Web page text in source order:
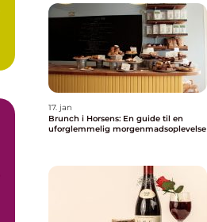
17. jan
Brunch i Horsens: En guide til en
uforglemmelig morgenmadsoplevelse